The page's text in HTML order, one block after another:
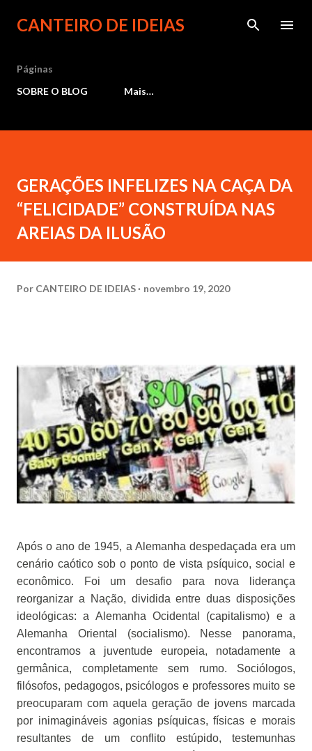
Pular para o conteúdo principal
CANTEIRO DE IDEIAS
Páginas
SOBRE O BLOG
Mais…
GERAÇÕES INFELIZES NA CAÇA DA
“FELICIDADE” CONSTRUÍDA NAS
AREIAS DA ILUSÃO
Por CANTEIRO DE IDEIAS novembro 19, 2020
Após o ano de 1945, a Alemanha despedaçada era um
cenário caótico sob o ponto de vista psíquico, social e
econômico. Foi um desafio para nova liderança
reorganizar a Nação, dividida entre duas disposições
ideológicas: a Alemanha Ocidental (capitalismo) e a
Alemanha Oriental (socialismo). Nesse panorama,
encontramos a juventude europeia, notadamente a
germânica, completamente sem rumo. Sociólogos,
filósofos, pedagogos, psicólogos e professores muito se
preocuparam com aquela geração de jovens marcada
por inimagináveis agonias psíquicas, físicas e morais
resultantes de um conflito estúpido, testemunhas